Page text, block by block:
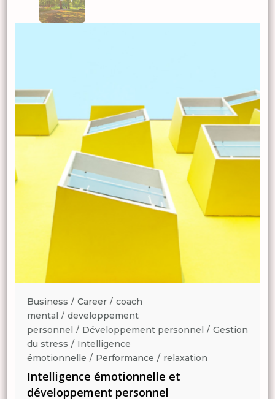
Business Career
coach
mental
developpement
personnel
Développement personnel
Gestion
du stress
Intelligence
émotionnelle
Performance relaxation
Intelligence émotionnelle et
développement personnel